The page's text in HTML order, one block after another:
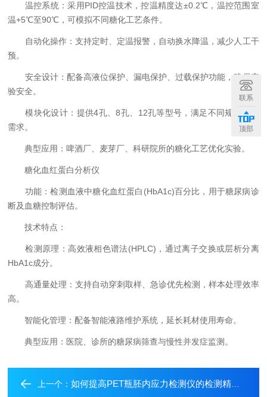
温控系统：采用PID控温技术，控温精度达±0.2℃，温控范围室
温+5℃至90℃，可模拟不同糖化工艺条件。
自动化操作：支持定时、定温报警，自动换水降温，减少人工干
预。
安全设计：配备高液位保护、漏电保护、过载保护功能，确保实
验安全。
模块化设计：提供4孔、8孔、12孔等型号，满足不同规模实验
需求。
典型应用：啤酒厂、麦芽厂、科研院所的糖化工艺优化实验。
糖化血红蛋白分析仪
功能：检测血液中糖化血红蛋白(HbA1c)百分比，用于糖尿病诊
断及血糖控制评估。
技术特点：
检测原理：高效液相色谱法(HPLC)，通过离子交换或层析分离
HbA1c成分。
高通量处理：支持自动穿刺取样、急诊优先检测，样本处理效率
高。
智能化管理：配备智能液路维护系统，延长耗材使用寿命。
典型应用：医院、诊所的糖尿病筛查与慢性并发症监测。
上一个：如何提高PET瓶胚内应力检测仪的检测精度？
联系
顶部